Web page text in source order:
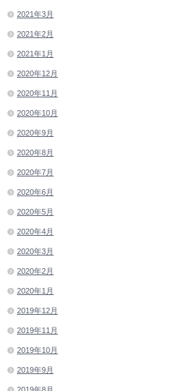
2021年3月
2021年2月
2021年1月
2020年12月
2020年11月
2020年10月
2020年9月
2020年8月
2020年7月
2020年6月
2020年5月
2020年4月
2020年3月
2020年2月
2020年1月
2019年12月
2019年11月
2019年10月
2019年9月